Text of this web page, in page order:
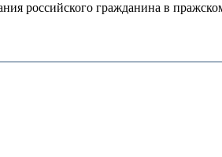
российского гражданина в